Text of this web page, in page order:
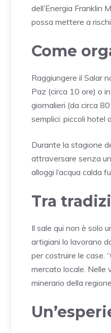
dell’Energia Franklin
possa mettere a
Come
Raggiungere il Salar
Paz (circa 10 ore) o
giornalieri (da circa
semplici: piccoli hotel
Durante la stagione
attraversare senza
alloggi l’acqua calda
Tra
Il sale qui non è solo
artigiani lo lavorano
per costruire le case.
mercato locale. Nelle
minerario della regione.